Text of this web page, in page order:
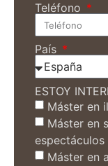
Teléfono
País
ESTOY
Máster en
Máster en
espectáculos
Máster en